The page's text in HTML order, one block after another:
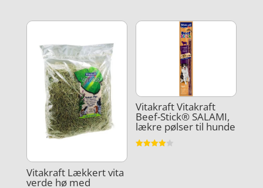
Vitakraft Lækkert vita
verde hø med
Vitakraft Vitakraft
Beef-Stick® SALAMI,
lækre pølser til hunde